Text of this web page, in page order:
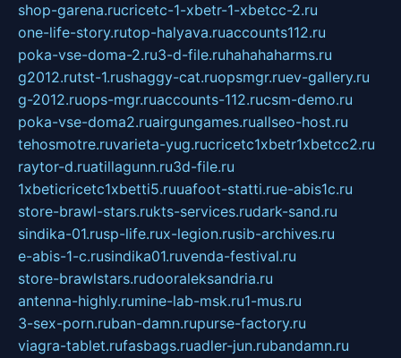
shop-garena.rucricetc-1-xbetr-1-xbetcc-2.ru
one-life-story.rutop-halyava.ruaccounts112.ru
poka-vse-doma-2.ru3-d-file.ruhahahaharms.ru
g2012.rutst-1.rushaggy-cat.ruopsmgr.ruev-gallery.ru
g-2012.ruops-mgr.ruaccounts-112.rucsm-demo.ru
poka-vse-doma2.ruairgungames.ruallseo-host.ru
tehosmotre.ruvarieta-yug.rucricetc1xbetr1xbetcc2.ru
raytor-d.ruatillagunn.ru3d-file.ru
1xbeticricetc1xbetti5.ruuafoot-statti.rue-abis1c.ru
store-brawl-stars.rukts-services.rudark-sand.ru
sindika-01.rusp-life.rux-legion.rusib-archives.ru
e-abis-1-c.rusindika01.ruvenda-festival.ru
store-brawlstars.rudooraleksandria.ru
antenna-highly.rumine-lab-msk.ru1-mus.ru
3-sex-porn.ruban-damn.rupurse-factory.ru
viagra-tablet.rufasbags.ruadler-jun.rubandamn.ru